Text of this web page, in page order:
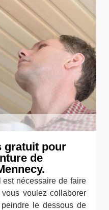
gratuit pour
de
nécessaire de faire
voulez collaborer
le dessous de